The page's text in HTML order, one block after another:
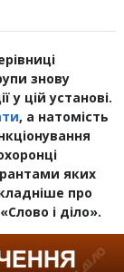
знову
у цій установі.
, а натомість
яких
про
і діло».